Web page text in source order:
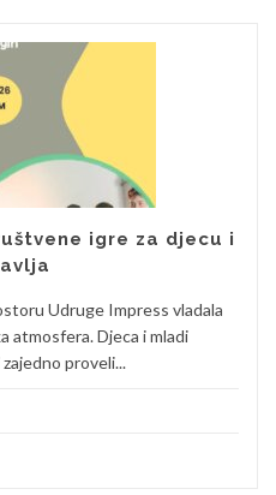
igre za djecu i
Udruge Impress vladala
atmosfera. Djeca i mladi
proveli...